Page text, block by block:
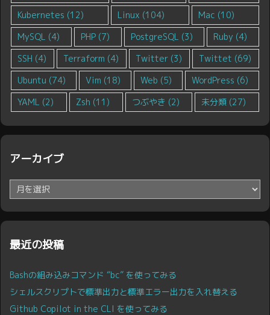
Kubernetes (12) Linux (104) Mac (10)
MySQL (4) PHP(7) PostgreSQL (3) Ruby (4)
SSH (4) Terraform (4) Twitter (3) Twittet (69)
Ubuntu (74) Vim (18) Web (5) WordPress (6)
YAML (2) Zsh (11) つぶやき (2) 未分類 (27)
アーカイブ
ー
カ
イ
最近の投稿
Bashの組み込みコマンド “bc” を使ってみる
シェルスクリプトで標準出力と標準エラー出力を入れ替える
Github Copilot in the CLI を使ってみる